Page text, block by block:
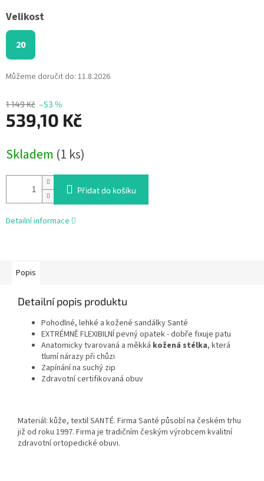
1 149 Kč –53 %
539,10 Kč
cena:
Skladem (1 ks)
Velikost
20
Můžeme doručit do: 11.8.2026
Přidat do košíku
Detailní informace
Popis
Detailní popis produktu
Pohodlné, lehké a kožené sandálky Santé
EXTRÉMNĚ FLEXIBILNÍ pevný opatek - dobře fixuje patu
Anatomicky tvarovaná a měkká kožená stélka, která
tlumí nárazy při chůzi
Zapínání na suchý zip
Zdravotní certifikovaná obuv
Materiál: kůže, textil SANTÉ. Firma Santé působí na českém trhu
již od roku 1997. Firma je tradičním českým výrobcem kvalitní
zdravotní ortopedické obuvi.